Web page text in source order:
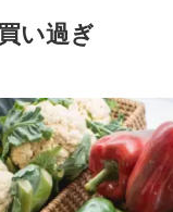
い過ぎ